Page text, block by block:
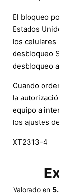
El bloqueo
Estados
los celulares
desbloqueo
desbloqueo
Cuando
la
equipo a
los ajustes
XT2313-4
Valorado en